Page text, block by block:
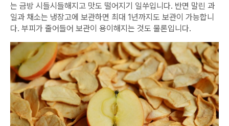
는 금방 시들시들해지고 맛도 떨어지기 일쑤입니다. 반면 말린 과
일과 채소는 냉장고에 보관하면 최대 1년까지도 보관이 가능합니
다. 부피가 줄어들어 보관이 용이해지는 것도 물론입니다.